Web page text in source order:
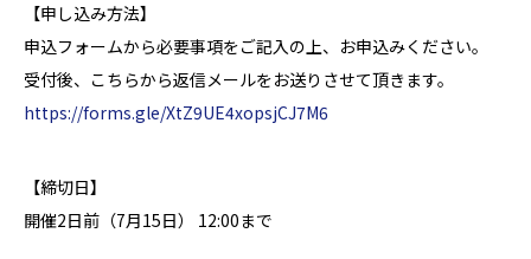
【申し込み方法】
申込フォームから必要事項をご記入の上、お申込みください。
受付後、こちらから返信メールをお送りさせて頂きます。
https://forms.gle/XtZ9UE4xopsjCJ7M6
【締切日】
開催2日前（7月15日） 12:00まで